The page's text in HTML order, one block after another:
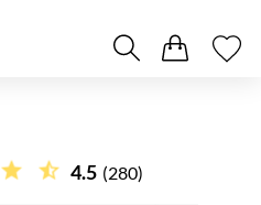
4.5 (280)